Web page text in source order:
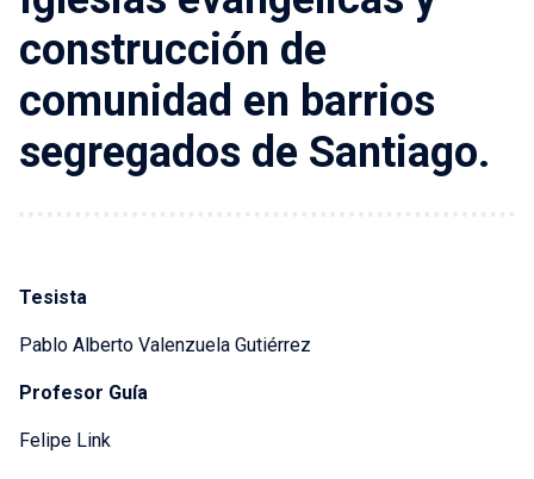
construcción de
comunidad en barrios
segregados de Santiago.
Tesista
Pablo Alberto Valenzuela Gutiérrez
Profesor Guía
Felipe Link